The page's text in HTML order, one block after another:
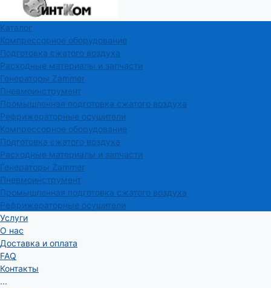
Каталог
Компрессорное оборудование
Подготовка сжатого воздуха
Расходные материалы и запчасти
Генераторы Zammer
Пневмоинструмент
Промышленная подготовка сжатого воздуха
Рефрижераторные осушители
Компрессорное оборудование
Подготовка сжатого воздуха
Расходные материалы и запчасти
Генераторы Zammer
Пневмоинструмент
Промышленная подготовка сжатого воздуха
Рефрижераторные осушители
Услуги
О нас
Доставка и оплата
FAQ
Контакты
...